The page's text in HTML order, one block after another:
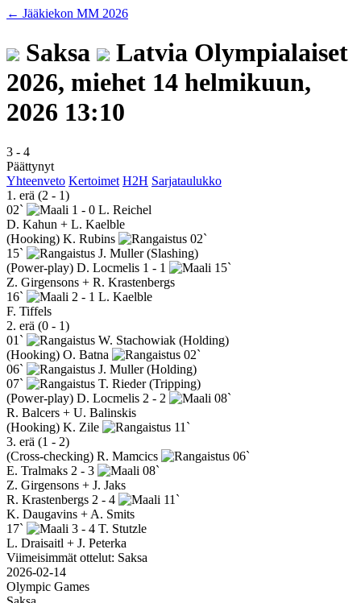
← Jääkiekon MM 2026
Saksa Latvia Olympialaiset
2026, miehet 14 helmikuun,
2026 13:10
3 - 4
Päättynyt
Yhteenveto Kertoimet H2H Sarjataulukko
1. erä (2 - 1)
02`
1 - 0 L. Reichel
D. Kahun + L. Kaelble
(Hooking) K. Rubins
02`
15`
J. Muller(Slashing)
(Power-play) D. Locmelis 1 - 1
15`
Z. Girgensons + R. Krastenbergs
16`
2 - 1 L. Kaelble
F. Tiffels
2. erä (0 - 1)
01`
W. Stachowiak (Holding)
(Hooking) O. Batna
02`
06`
J. Muller(Holding)
07`
T. Rieder(Tripping)
(Power-play) D. Locmelis 2 - 2
08`
R. Balcers + U. Balinskis
(Hooking) K. Zile
11`
3. erä (1 - 2)
(Cross-checking) R. Mamcics
06`
E. Tralmaks 2 - 3
08`
Z. Girgensons + J. Jaks
R. Krastenbergs 2 - 4
11`
K. Daugavins + A. Smits
17`
3 - 4 T. Stutzle
L. Draisaitl + J. Peterka
Viimeisimmät ottelut: Saksa
2026-02-14
Olympic Games